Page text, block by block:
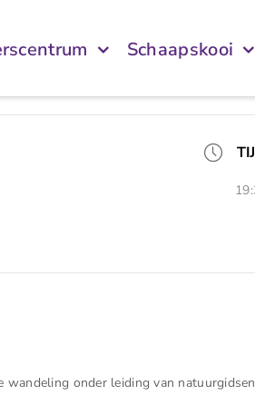
Schaapskooi
wandeling onder leiding van